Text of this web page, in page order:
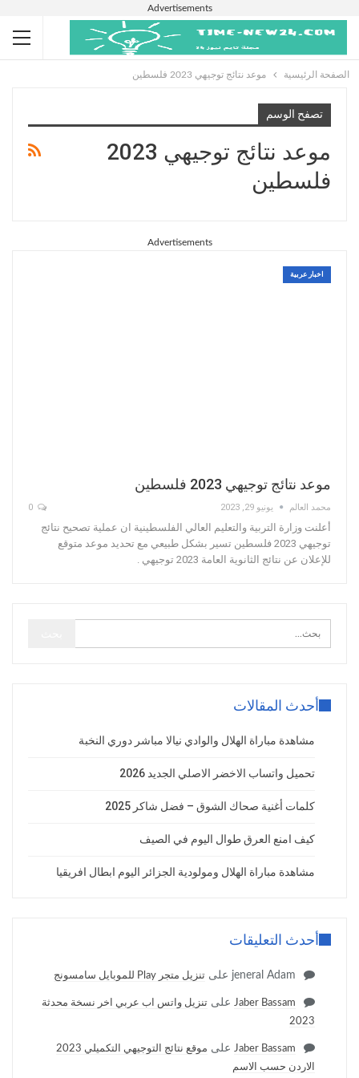
Advertisements
الصفحة الرئيسية موعد نتائج توجيهي 2023 فلسطين
تصفح الوسم
موعد نتائج توجيهي 2023
فلسطين
Advertisements
اخبار عربية
موعد نتائج توجيهي 2023 فلسطين
محمد العالم يونيو 29, 2023
أعلنت وزارة التربية والتعليم العالي الفلسطينية ان عملية تصحيح نتائج
توجيهي 2023 فلسطين تسير بشكل طبيعي مع تحديد موعد متوقع
للإعلان عن نتائج الثانوية العامة 2023 توجيهي .
أحدث المقالات
مشاهدة مباراة الهلال والوادي نيالا مباشر دوري النخبة
تحميل واتساب الاخضر الاصلي الجديد 2026
كلمات أغنية صحاك الشوق – فضل شاكر 2025
كيف امنع العرق طوال اليوم في الصيف
مشاهدة مباراة الهلال ومولودية الجزائر اليوم ابطال افريقيا
أحدث التعليقات
jeneral Adam على تنزيل متجر Play للموبايل سامسونج
Jaber Bassam على تنزيل واتس اب عربي اخر نسخة محدثة
2023
Jaber Bassam على
موقع نتائج التوجيهي التكميلي 2023
الاردن حسب الاسم